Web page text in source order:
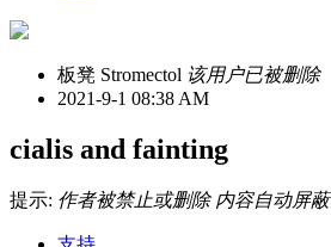
板凳 Stromectol 该用户已被删除
2021-9-1 08:38 AM
cialis and fainting
提示: 作者被禁止或删除 内容自动屏蔽